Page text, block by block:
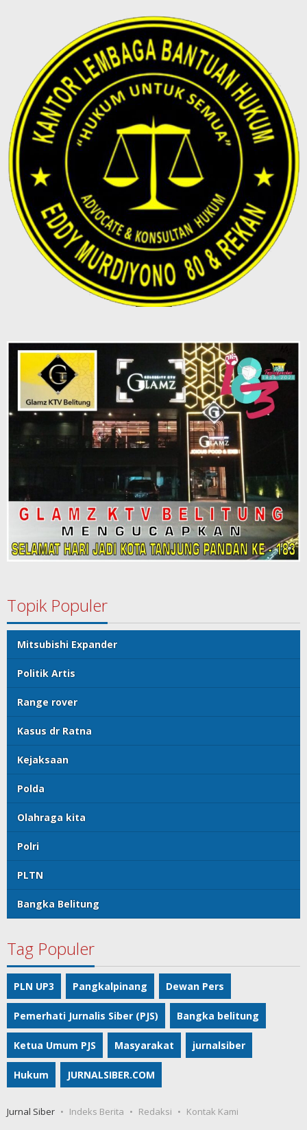
Topik Populer
Mitsubishi Expander
Politik Artis
Range rover
Kasus dr Ratna
Kejaksaan
Polda
Olahraga kita
Polri
PLTN
Bangka Belitung
Tag Populer
PLN UP3 Pangkalpinang Dewan Pers
Pemerhati Jurnalis Siber (PJS) Bangka belitung
Ketua Umum PJS Masyarakat jurnalsiber
Hukum JURNALSIBER.COM
Jurnal Siber Indeks Berita Redaksi Kontak Kami